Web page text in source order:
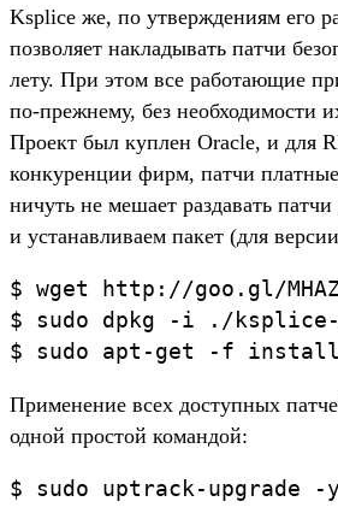
Ksplice же, по утверждениям его
позволяет накладывать патчи
лету. При этом все работающие
по-прежнему, без необходимости
Проект был куплен Oracle, и для
конкуренции фирм, патчи
ничуть не мешает раздавать
и устанавливаем пакет (для
$ wget http://goo.gl/
$ sudo dpkg -i ./ksplice-
Применение всех доступных
одной простой командой: